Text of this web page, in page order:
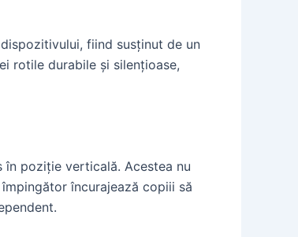
fiind susținut de un
rotile durabile și silențioase,
poziție verticală. Acestea nu
încurajează copiii să